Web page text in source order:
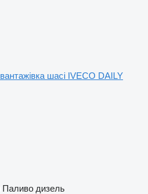
вантажівка шасі IVECO DAILY
Паливо дизель